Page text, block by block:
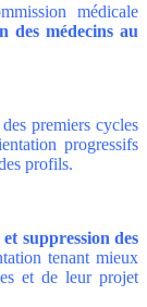
médicale
des médecins au
premiers cycles
progressifs
profils.
suppression des
tenant mieux
et de leur projet